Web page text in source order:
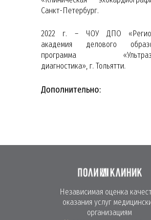
Санкт-Петербург.
2022 г. – ЧОУ ДПО
академия делового
программа
диагностика», г. Тольятти.
Дополнительно:
Независимая оценка
оказания услуг
организациям